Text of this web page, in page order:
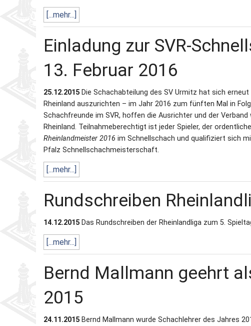
[...mehr...]
Einladung zur SVR-
13. Februar 2016
25.12.2015 Die Schachabteilung des SV Urmitz hat sich
Rheinland auszurichten – im Jahr 2016 zum fünften Mal in
Schachfreunde im SVR, hoffen die Ausrichter und der
Rheinland. Teilnahmeberechtigt ist jeder Spieler, der
Rheinlandmeister 2016 im Schnellschach und qualifiziert sich
Pfalz Schnellschachmeisterschaft.
[...mehr...]
Rundschreiben
14.12.2015 Das Rundschreiben der Rheinlandliga zum 5.
[...mehr...]
Bernd Mallmann geehrt
2015
24.11.2015 Bernd Mallmann wurde Schachlehrer des Jahres